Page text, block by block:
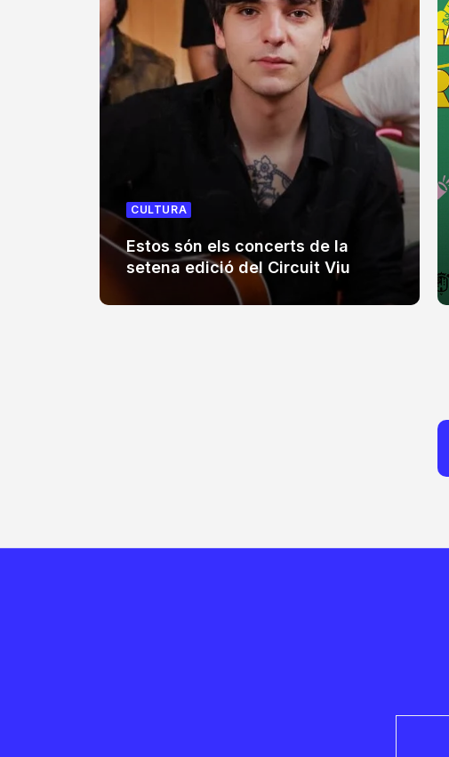
CULTURA
Estos són els concerts de la
setena edició del Circuit Viu